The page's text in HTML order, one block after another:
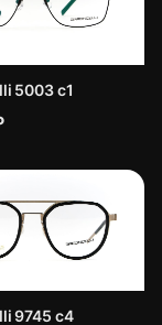
5003 с1
9745 c4